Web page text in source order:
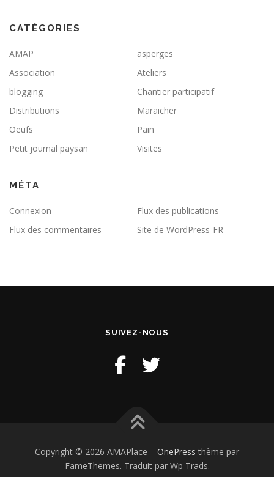
CATÉGORIES
AMAP
asperges
Association
Ateliers
blogging
Chantier participatif
Distributions
Maraicher
Oeufs
Pain
Petit journal paysan
Visites
MÉTA
Connexion
Flux des publications
Flux des commentaires
Site de WordPress-FR
SUIVEZ-NOUS
Copyright © 2026 AMAPlace – OnePress thème par
FameThemes. Traduit par Wp Trads.